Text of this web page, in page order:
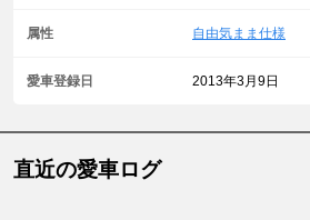
属性 自由気まま仕様
愛車登録日 2013年3月9日
直近の愛車ログ